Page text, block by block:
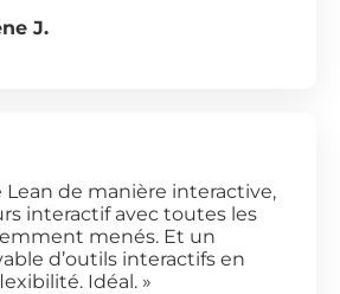
J.
Lean de manière interactive,
interactif avec toutes les
menés. Et un
d’outils interactifs en
Idéal. »